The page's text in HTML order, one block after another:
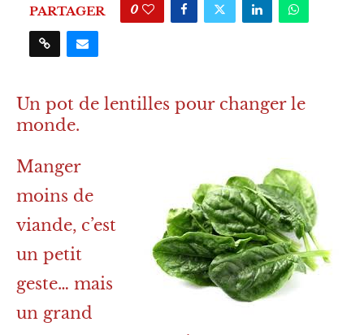
PARTAGER 0
Un pot de lentilles pour changer le
monde.
Manger
moins de
viande, c’est
un petit
geste… mais
un grand